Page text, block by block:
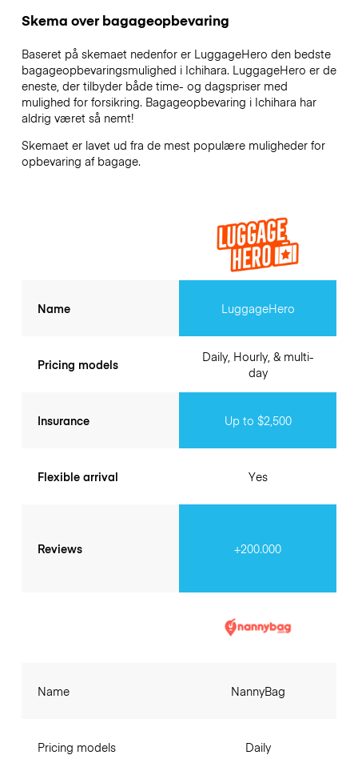
Skema over bagageopbevaring
Baseret på skemaet nedenfor er LuggageHero den bedste
bagageopbevaringsmulighed i Ichihara. LuggageHero er de
eneste, der tilbyder både time- og dagspriser med
mulighed for forsikring. Bagageopbevaring i Ichihara har
aldrig været så nemt!
Skemaet er lavet ud fra de mest populære muligheder for
opbevaring af bagage.
Name
Pricing models
Insurance
Flexible arrival
Reviews
LuggageHero
Daily, Hourly, & multi-
day
Up to $2,500
Yes
+200.000
Name
Pricing models
NannyBag
Daily